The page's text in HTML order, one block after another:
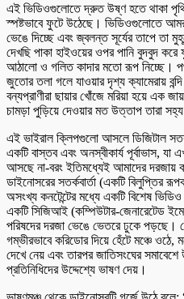
এই ভিডিওগুলোতে দ্রুত উষ্ণ হতে থাকা
স্পষ্টভাবে ফুটে উঠেছে। ভিডিওগুলোতে
ভেঙে দিচ্ছে এবং জ্বলন্ত সূর্যের তাপে তা
দেখছি পাকা হাইওয়ের ওপর পানি বুদবুদ
আঠালো ও গলিত কাদার মতো রূপ নিচ্ছে।
জুতোর তলা গলে যাওয়ার দৃশ্য ক্যামেরায়
বন্যপ্রাণীরা ছায়ার খোঁজে মরিয়া হয়ে এক
চামড়া পুড়িয়ে দেওয়ার মত উত্তাপ তারা
এই ভাইরাল ক্লিপগুলো আসলে ডিজিটাল
একটি বাস্তব এবং অনস্বীকার্য পূর্বাভাস,
আসছে না-বরং ইতিমধ্যেই আমাদের দরজায়
ডাইনোসরের সতর্কবার্তা (একটি বিলুপ্তির
অসংখ্য কনটেন্টের মধ্যে একটি বিশেষ
একটি সিজিআই (কম্পিউটার-জেনারেটেড
পরিষদের দরজা ভেঙে ভেতরে ঢুকে পড়ছে।
গম্ভীরভাবে করিডোর দিয়ে হেঁটে মঞ্চে
দেখে নেয় এবং তারপর জাতিসংঘের
প্রতিনিধিদের উদ্দেশ্যে ভাষণ দেয়।